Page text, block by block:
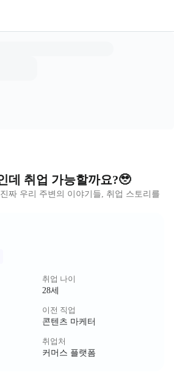
데 취업 가능할까요?🥹
짜 우리 주변의 이야기들, 취업 스토리를
취업 나이
28세
이전 직업
콘텐츠 마케터
취업처
커머스 플랫폼